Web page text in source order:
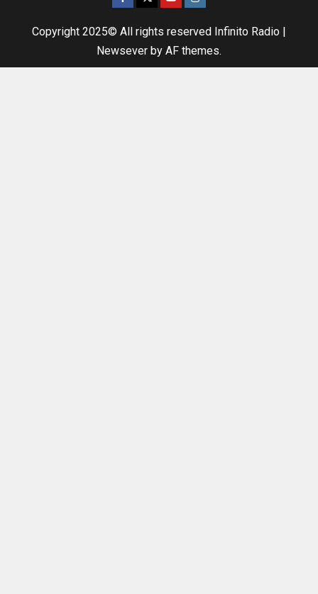
Copyright 2025© All rights reserved Infinito Radio |
Newsever by AF themes.